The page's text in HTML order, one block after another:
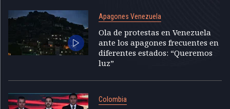
Apagones Venezuela
Ola de protestas en Venezuela
ante los apagones frecuentes en
diferentes estados: “Queremos
luz”
Colombia